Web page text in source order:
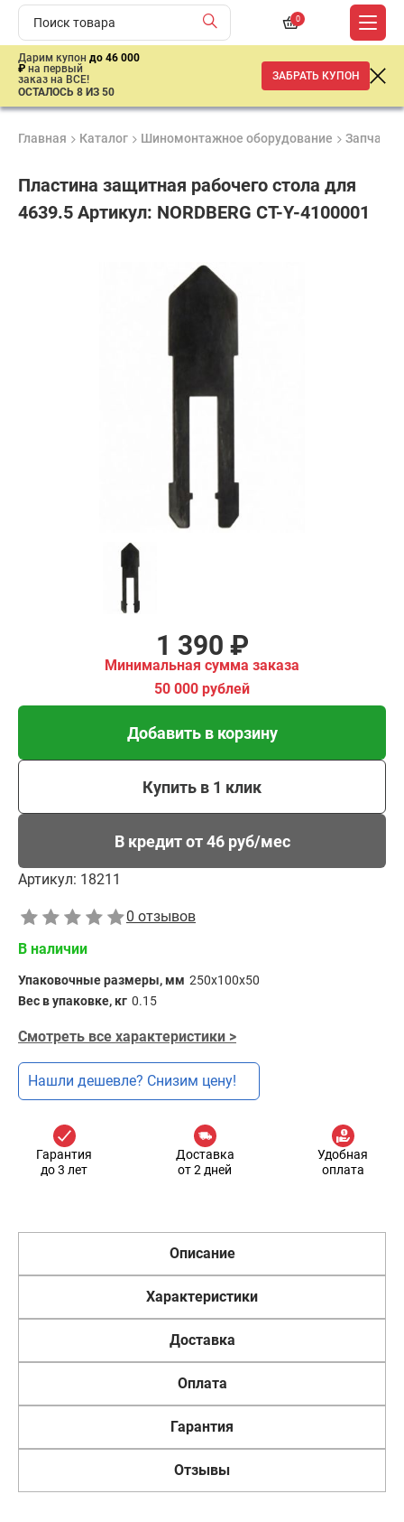
0
Дарим купон до 46 000
₽ на первый
заказ на ВСЕ!
ОСТАЛОСЬ 8 ИЗ 50
ЗАБРАТЬ КУПОН
Главная Каталог Шиномонтажное оборудование
Пластина защитная рабочего стола для
4639.5 Артикул: NORDBERG CT-Y-4100001
Доставка
от 2 дней
1 390 ₽
Минимальная сумма заказа
50 000 рублей
Добавить в корзину
Купить в 1 клик
В кредит от 46 руб/мес
Артикул: 18211
0 отзывов
В наличии
Упаковочные размеры, мм 250x100x50
Вес в упаковке, кг 0.15
Смотреть все характеристики >
Нашли дешевле? Снизим цену!
Гарантия
до 3 лет
Доставка
от 2 дней
Удобная
оплата
Описание
Характеристики
Доставка
Оплата
Гарантия
Отзывы
Добавить в корзину
Купить в 1 клик
В кредит от 46 руб/мес